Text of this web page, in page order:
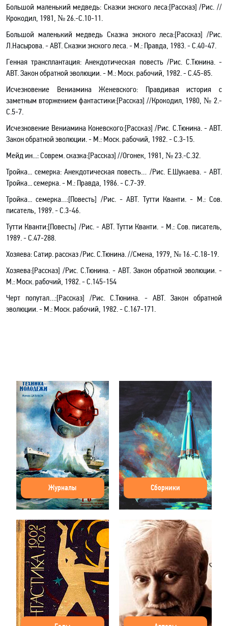
Большой маленький медведь: Сказки энского леса:[Рассказ] /Рис. //
Крокодил, 1981, № 26.-С.10-11.
Большой маленький медведь Сказка энского леса:[Рассказ]/Рис.
Л.Насырова. - АВТ.Сказки энского леса. - М.: Правда, 1983. - С.40-47.
Генная трансплантация: Анекдотическая повесть /Рис. С.Тюнина.-
АВТ. Закон обратной эволюции.- М.: Моск. рабочий, 1982. - С.45-85.
Исчезновение Вениамина Женевского: Правдивая история с
заметным вторжением фантастики:[Рассказ] //Крокодил, 1980, № 2.-
С.5-7.
Исчезновение Вениамина Коневского:[Рассказ] /Рис. С.Тюнина.- АВТ.
Закон обратной эволюции.- М.: Моск. рабочий, 1982. - С.3-15.
Мейд ин...: Соврем. сказка:[Рассказ] //Огонек, 1981, № 23.-С.32.
Тройка... семерка: Анекдотическая повесть… /Рис.Е.Шукаева. - АВТ.
Тройка... семерка.- М.: Правда, 1986. - С.7-39.
Тройка... семерка…:[Повесть] /Рис. - АВТ. Тутти Кванти. - М.: Сов.
писатель, 1989. - С.3-46.
Тутти Кванти:[Повесть] /Рис. - АВТ. Тутти Кванти. - М.: Сов. писатель,
1989. - С.47-288.
Хозяева: Сатир. рассказ /Рис. С.Тюнина. //Смена, 1979, № 16.-С.18-19.
Хозяева:[Рассказ] /Рис. С.Тюнина. - АВТ. Закон обратной эволюции. -
М.: Моск. рабочий, 1982. - С.145-154
Черт попутал…:[Рассказ] /Рис. С.Тюнина. - АВТ. Закон обратной
эволюции.- М.: Моск. рабочий, 1982. - С.167-171.
Журналы Сборники